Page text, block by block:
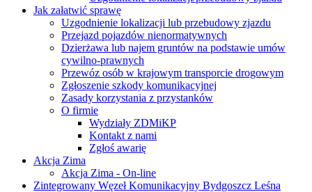
Jak załatwić sprawę
Uzgodnienie lokalizacji lub przebudowy zjazdu
Przejazd pojazdów nienormatywnych
Dzierżawa lub najem gruntów na podstawie umów
cywilno-prawnych
Przewóz osób w krajowym transporcie drogowym
Zgłoszenie szkody komunikacyjnej
Zasady korzystania z przystanków
O firmie
Wydziały ZDMiKP
Kontakt z nami
Zgłoś awarię
Akcja Zima
Akcja Zima - On-line
Zintegrowany Węzeł Komunikacyjny Bydgoszcz Leśna